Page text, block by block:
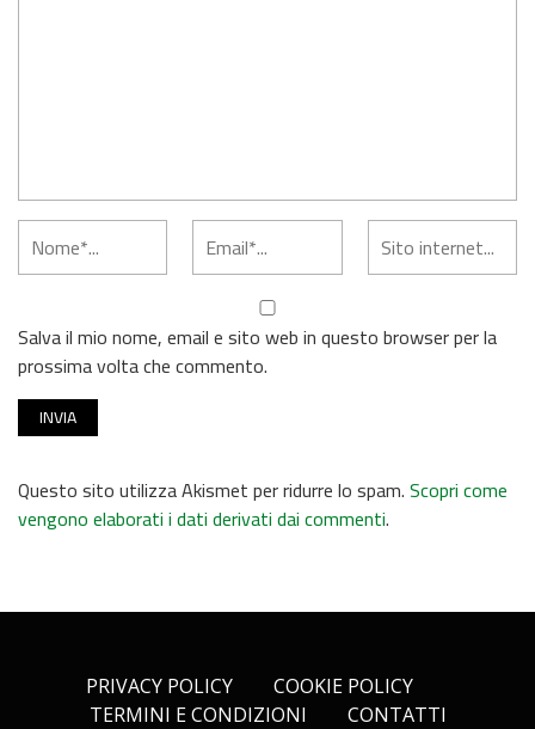
Salva il mio nome, email e sito web in questo browser per la
prossima volta che commento.
Questo sito utilizza Akismet per ridurre lo spam.Scopri come
vengono elaborati i dati derivati dai commenti.
PRIVACY POLICY
COOKIE POLICY
TERMINI E CONDIZIONI
CONTATTI